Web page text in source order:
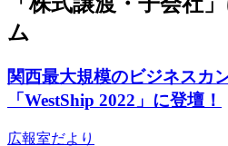
ム
関西最大規模のビジネスカ
「WestShip 2022」に登壇！
広報室だより